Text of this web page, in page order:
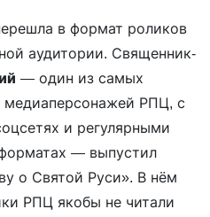
в формат роликов
аудитории. Священник-
— один из самых
медиаперсонажей РПЦ, с
и регулярными
— выпустил
о Святой Руси». В нём
РПЦ якобы не читали